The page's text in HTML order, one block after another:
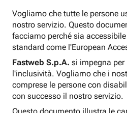
Vogliamo che tutte le persone
nostro servizio. Questo
facciamo perché sia
standard come l'European
Fastweb S.p.A. si impegna
l'inclusività. Vogliamo che i
comprese le persone con
con successo il nostro servizio.